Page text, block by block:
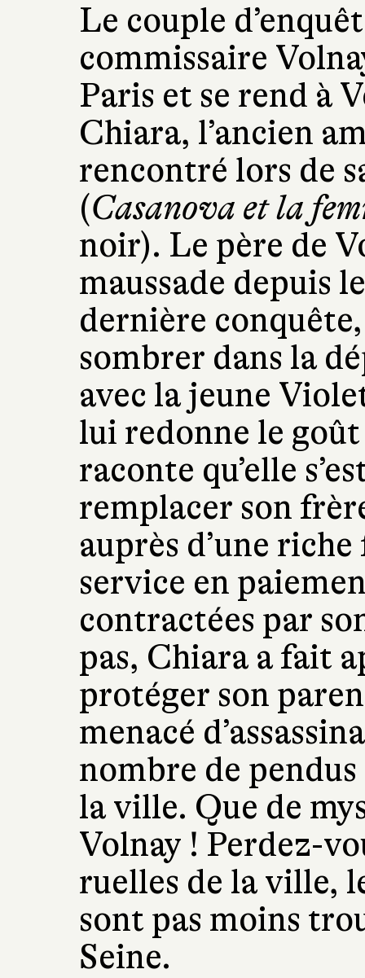
Le couple
commissaire
Paris et se rend à
Chiara, l’ancien
rencontré lors de
(Casanova et la
noir). Le père de
maussade depuis
dernière
sombrer dans la
avec la jeune
lui redonne le
raconte qu’elle
remplacer son
auprès d’une
service en
contractées par
pas, Chiara a fait
protéger son
menacé
nombre de
la ville. Que de
Volnay ! Perdez-
ruelles de la ville,
sont pas moins
Seine.